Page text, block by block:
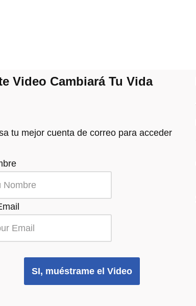
Video Cambiará Tu Vida
tu mejor cuenta de correo para acceder
SI, muéstrame el Video